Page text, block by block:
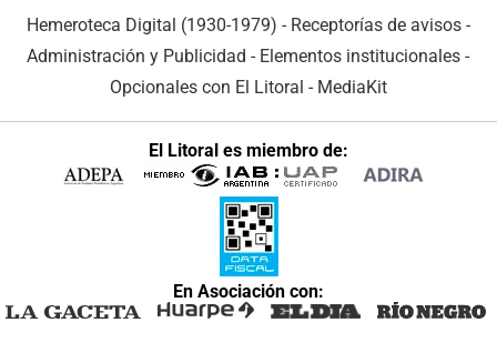
Hemeroteca Digital (1930-1979) - Receptorías de avisos -
Administración y Publicidad - Elementos institucionales -
Opcionales con El Litoral - MediaKit
El Litoral es miembro de:
En Asociación con: